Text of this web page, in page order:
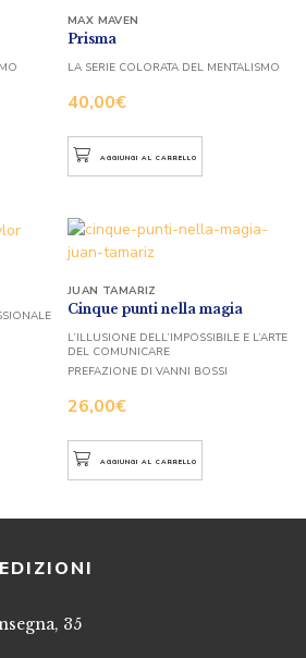
Prisma
40,00€
MAX MAVEN
LA SERIE COLORATA DEL MENTALISMO
AGGIUNGI AL CARRELLO
Cinque punti nella magia
26,00€
JUAN TAMARIZ
L’ILLUSIONE DELL’IMPOSSIBILE E L’ARTE
DEL COMUNICARE
PREFAZIONE DI VANNI BOSSI
AGGIUNGI AL CARRELLO
35